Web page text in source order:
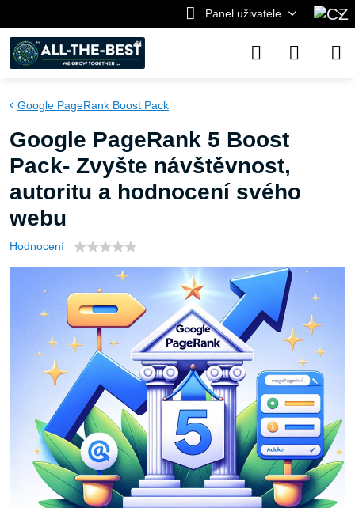
Panel uživatele
Google PageRank Boost Pack
Google PageRank 5 Boost
Pack- Zvyšte návštěvnost,
autoritu a hodnocení svého
webu
Hodnocení